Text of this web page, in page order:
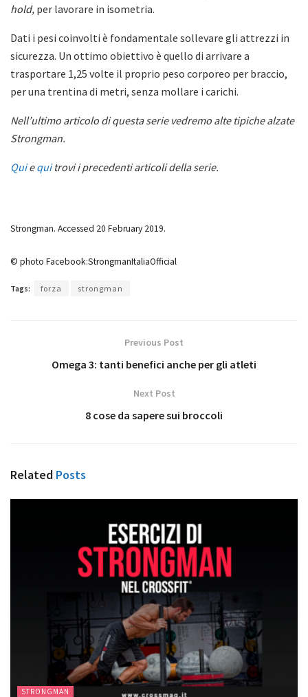
hold, per lavorare in isometria.
Dati i pesi coinvolti è fondamentale sollevare gli attrezzi in
sicurezza. Un ottimo obiettivo è quello di arrivare a
trasportare 1,25 volte il proprio peso corporeo per braccio,
per una trentina di metri, senza mollare i carichi.
Nell’ultimo articolo di questa serie vedremo alte tipiche alzate
Strongman.
Quiequitrovi i precedenti articoli della serie.
Strongman. Accessed 20 February 2019.
© photo Facebook:StrongmanItaliaOfficial
Tags: forza strongman
Previous Post
Omega 3: tanti benefici anche per gli atleti
Next Post
8 cose da sapere sui broccoli
Related Posts
STRONGMAN